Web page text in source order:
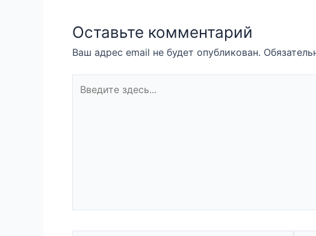
Оставьте комментарий
Ваш адрес email не будет опубликован.
здесь...